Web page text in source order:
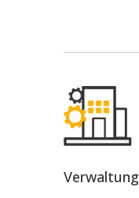
Verwaltung